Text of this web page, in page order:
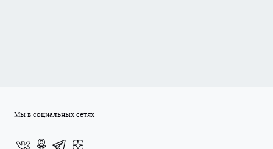
Мы в социальных сетях